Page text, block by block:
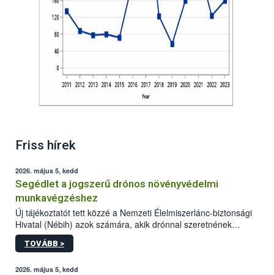
Friss hírek
2026. május 5, kedd
Segédlet a jogszerű drónos növényvédelmi
munkavégzéshez
Új tájékoztatót tett közzé a Nemzeti Élelmiszerlánc-biztonsági
Hivatal (Nébih) azok számára, akik drónnal szeretnének
növényvédelmi vagy tápanyag-gazdálkodási tevékenységet
végezni Magyarországon. Az összefoglaló részletesen
műszaki és hatósági feltételek.
TOVÁBB >
2026. május 5, kedd